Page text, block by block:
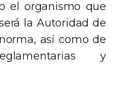
el organismo que
la Autoridad de
así como de
y